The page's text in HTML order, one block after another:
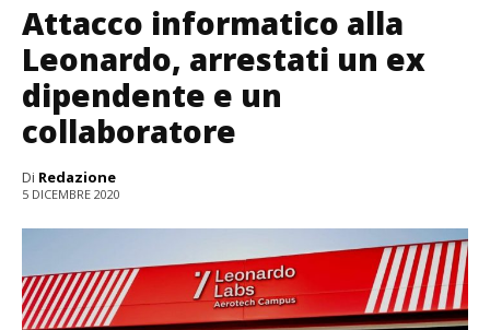
Attacco informatico alla
Leonardo, arrestati un ex
dipendente e un
collaboratore
Di Redazione
5 DICEMBRE 2020